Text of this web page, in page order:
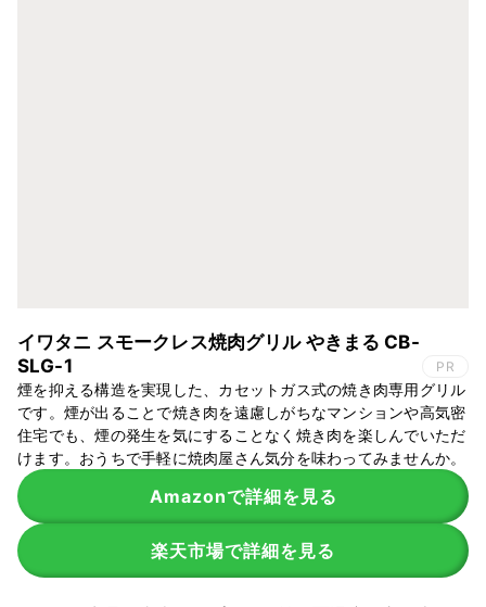
イワタニ スモークレス焼肉グリル やきまる CB-
SLG-1
PR
煙を抑える構造を実現した、カセットガス式の焼き肉専用グリル
です。煙が出ることで焼き肉を遠慮しがちなマンションや高気密
住宅でも、煙の発生を気にすることなく焼き肉を楽しんでいただ
けます。おうちで手軽に焼肉屋さん気分を味わってみませんか。
Amazonで詳細を見る
楽天市場で詳細を見る